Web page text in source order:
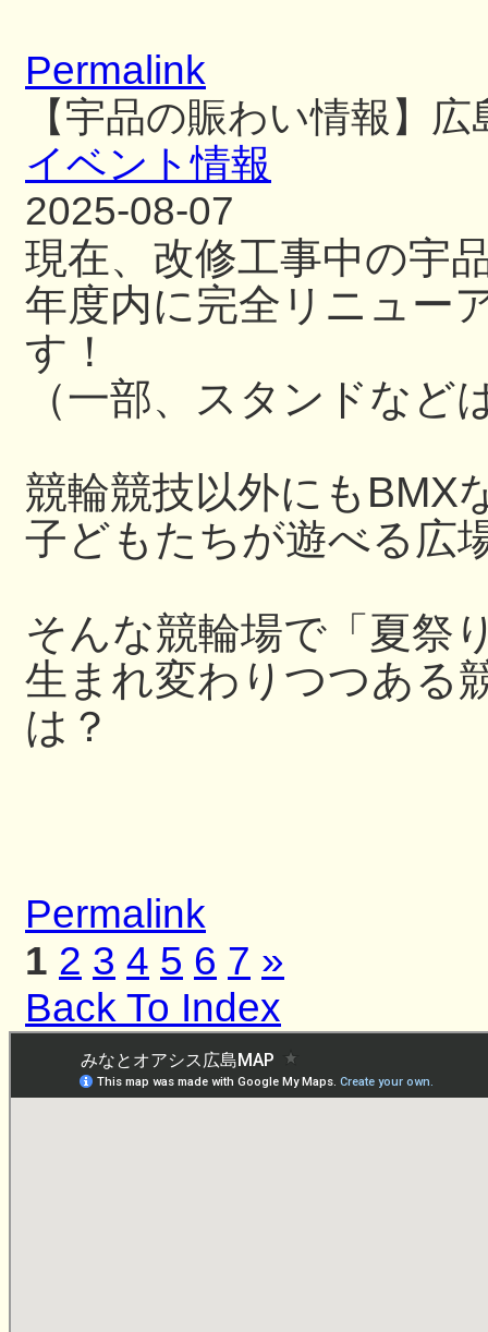
Permalink
【宇品の賑わい情報】
イベント情報
2025-08-07
現在、改修工事中の宇
年度内に完全リニュー
す！
（一部、スタンドなど
競輪競技以外にもBMX
子どもたちが遊べる広
そんな競輪場で「夏祭
生まれ変わりつつある
は？
Permalink
1 2 3 4 5 6 7 »
Back To Index